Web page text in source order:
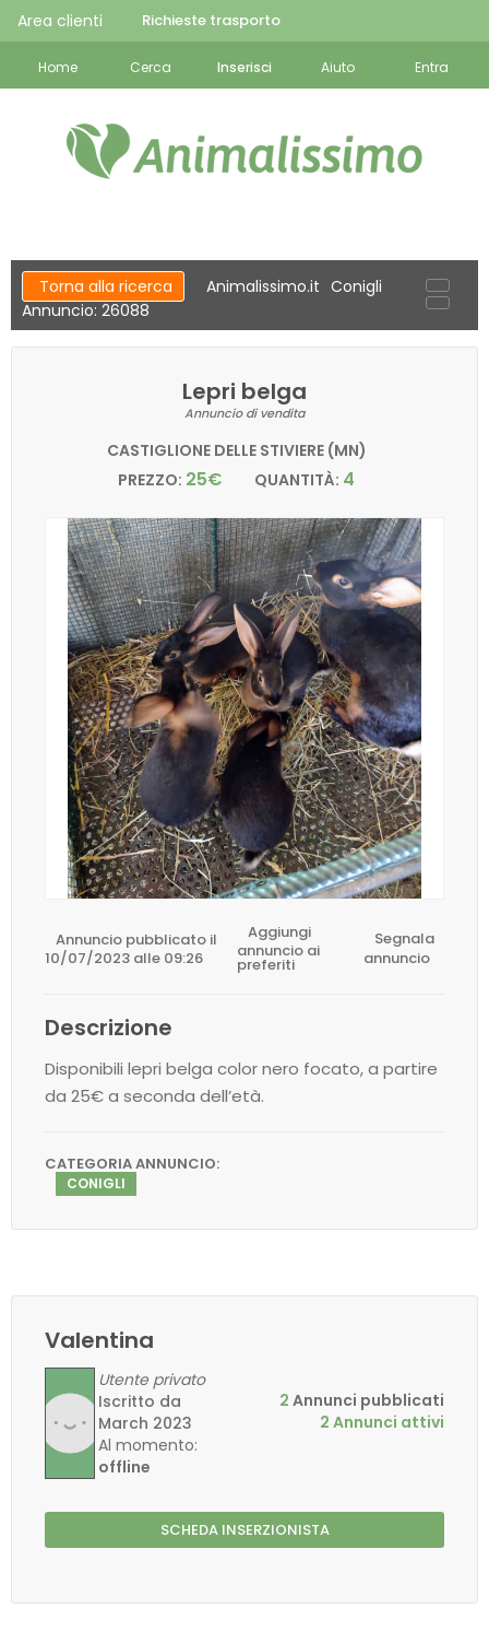
Area clienti Richieste trasporto
Home Cerca Inserisci Aiuto Entra
Torna alla ricerca Animalissimo.it Conigli
Annuncio: 26088
Lepri belga
Annuncio di vendita
CASTIGLIONE DELLE STIVIERE (MN)
PREZZO: 25€ QUANTITÀ: 4
Annuncio pubblicato il
10/07/2023 alle 09:26
Aggiungi
annuncio ai
preferiti
Segnala
annuncio
Descrizione
Disponibili lepri belga color nero focato, a partire
da 25€ a seconda dell’età.
CATEGORIA ANNUNCIO:
CONIGLI
Valentina
Utente privato
Iscritto da
March 2023
Al momento:
offline
2 Annunci pubblicati
2 Annunci attivi
SCHEDA INSERZIONISTA